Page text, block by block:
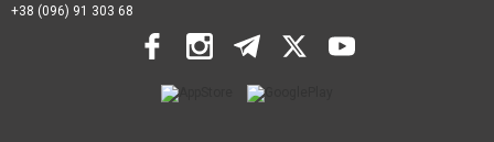
+38 (096) 91 303 68